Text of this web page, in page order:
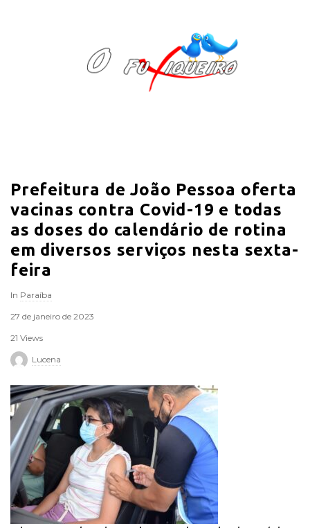
F
q
u
e
Prefeitura de João Pessoa oferta
vacinas contra Covid-19 e todas
as doses do calendário de rotina
em diversos serviços nesta sexta-
feira
In Paraíba
27 de janeiro de 2023
21 Views
Lucena